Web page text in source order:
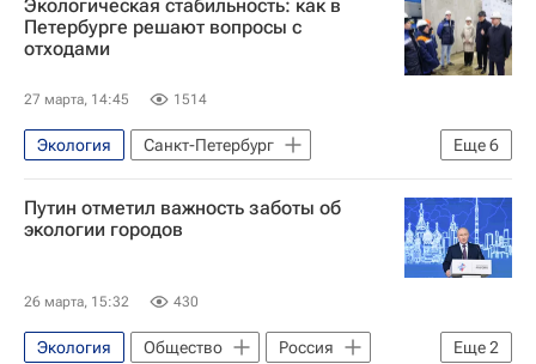
Республика Татарстан (Татарстан)
Благоустройство
Экологическая стабильность: как в
Петербурге решают вопросы с
отходами
27 марта, 14:45 1514
Еще6
Экология
Санкт-Петербург
Александр Беглов
Бытовой мусор
Свалки
Отходы
Озеленение
Путин отметил важность заботы об
экологии городов
26 марта, 15:32 430
Еще2
Экология Общество
Россия